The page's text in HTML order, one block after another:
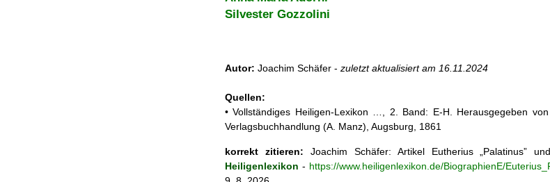
Silvester Gozzolini
Autor: Joachim Schäfer - zuletzt aktualisiert am 16.11.2024
Quellen:
• Vollständiges Heiligen-Lexikon …, 2. Band: E-H. Herausgegeben
Verlagsbuchhandlung (A. Manz), Augsburg, 1861
korrekt zitieren: Joachim Schäfer: Artikel Eutherius „Palatinus”
Heiligenlexikon - https://www.heiligenlexikon.de/BiographienE/